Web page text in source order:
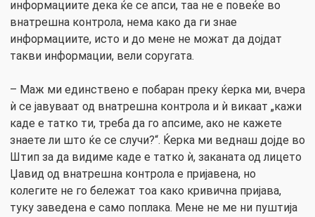
информациите дека ќе се апси, таа не е повеќе во
внатрешна контрола, нема како да ги знае
информациите, исто и до мене не можат да дојдат
такви информации, вели соругата.
– Маж ми единствено е побаран преку ќерка ми, вчера
ѝ се јавуваат од внатрешна контрола и ѝ викаат „кажи
каде е татко ти, треба да го апсиме, ако не кажете
знаете ли што ќе се случи?“. Ќерка ми веднаш дојде во
Штип за да видиме каде е татко ѝ, заканата од лицето
Џавид од внатрешна контрола е пријавена, но
колегите не го бележат тоа како кривична пријава,
туку заведена е само поплака. Мене не ме ни пуштија